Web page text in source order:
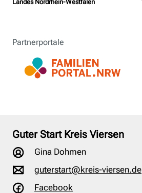
Landes Nordrhein-Westfalen
Partnerportale
Guter Start Kreis Viersen
Gina Dohmen
guterstart@kreis-viersen.de
Facebook